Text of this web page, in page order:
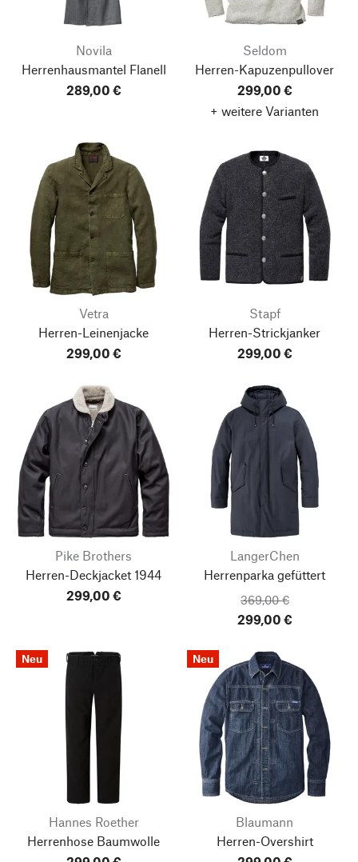
Novila
Herrenhausmantel Flanell
289,00 €
Seldom
Herren-Kapuzenpullover
299,00 €
+ weitere Varianten
Vetra
Herren-Leinenjacke
299,00 €
Stapf
Herren-Strickjanker
299,00 €
Pike Brothers
Herren-Deckjacket 1944
299,00 €
LangerChen
Herrenparka gefüttert
369,00 €
299,00 €
Neu
Hannes Roether
Herrenhose Baumwolle
Neu
Blaumann
Herren-Overshirt